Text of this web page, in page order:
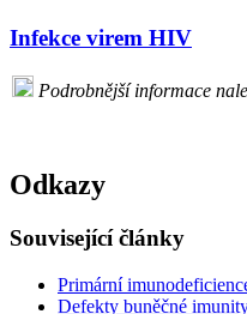
Infekce virem HIV
Podrobnější informace
Odkazy
Související články
Primární
Defekty buněčné